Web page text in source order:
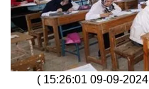
2024-09-09 15:26:01
)